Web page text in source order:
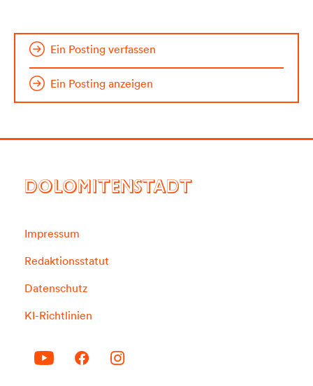
Ein Posting verfassen
Ein Posting anzeigen
DOLOMITENSTADT
Impressum
Redaktionsstatut
Datenschutz
KI-Richtlinien